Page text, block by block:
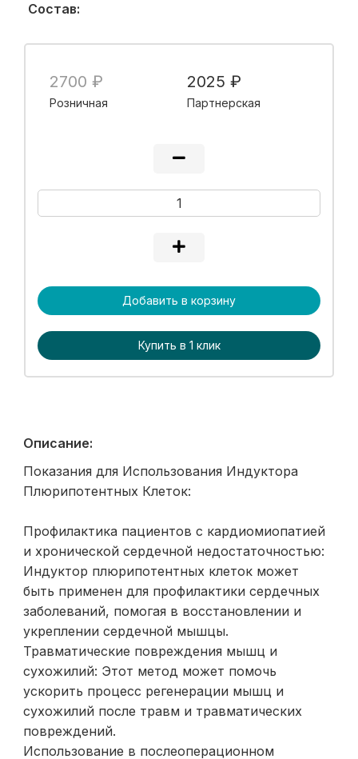
Состав:
2700 ₽
Розничная
2025 ₽
Партнерская
Добавить в корзину
Купить в 1 клик
Описание:
Показания для Использования Индуктора
Плюрипотентных Клеток:
Профилактика пациентов с кардиомиопатией
и хронической сердечной недостаточностью:
Индуктор плюрипотентных клеток может
быть применен для профилактики сердечных
заболеваний, помогая в восстановлении и
укреплении сердечной мышцы.
Травматические повреждения мышц и
сухожилий: Этот метод может помочь
ускорить процесс регенерации мышц и
сухожилий после травм и травматических
повреждений.
Использование в послеоперационном